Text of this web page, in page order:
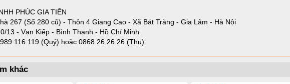
PHÚC GIA TIÊN
267 (Số 280 cũ) - Thôn 4 Giang Cao - Xã Bát Tràng - Gia Lâm - Hà Nội
13 - Vạn Kiếp - Bình Thạnh - Hồ Chí Minh
(Quý) hoặc 0868.26.26.26 (Thu)
khác